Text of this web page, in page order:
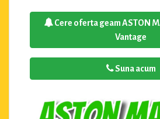
Cere oferta geam ASTON
Vantage
Suna acum